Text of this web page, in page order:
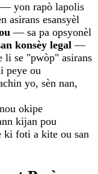
— yon rapò lapolis
asirans esansyèl
— sa pa opsyonèl
konsèy legal—
li se "pwòp" asirans
peye ou
yo, sèn nan,
okipe
kijan pou
ki foti a kite ou san